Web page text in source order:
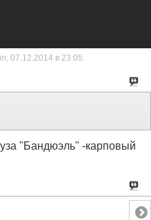
07.12.2014 в 23:05.
"Бандюэль" -карповый